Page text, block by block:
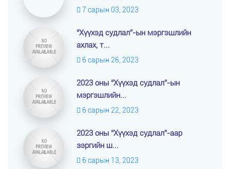
7 сарын 03, 2023
“Хүүхэд судлал”-ын мэргэшлийн
ахлах, т...
6 сарын 26, 2023
2023 оны “Хүүхэд судлал”-ын
мэргэшлийн...
6 сарын 22, 2023
2023 оны “Хүүхэд судлал”-аар
зэргийн ш...
6 сарын 13, 2023